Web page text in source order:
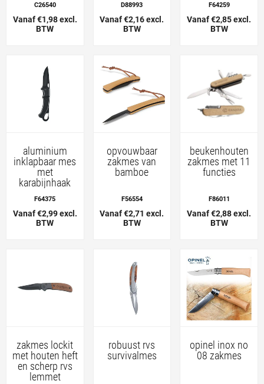
C26540
Vanaf €1,98 excl.
BTW
D88993
Vanaf €2,16 excl.
BTW
F64259
Vanaf €2,85 excl.
BTW
aluminium
inklapbaar mes
met
karabijnhaak
F64375
Vanaf €2,99 excl.
BTW
opvouwbaar
zakmes van
bamboe
F56554
Vanaf €2,71 excl.
BTW
beukenhouten
zakmes met 11
functies
F86011
Vanaf €2,88 excl.
BTW
zakmes lockit
met houten heft
en scherp rvs
lemmet
robuust rvs
survivalmes
opinel inox no
08 zakmes